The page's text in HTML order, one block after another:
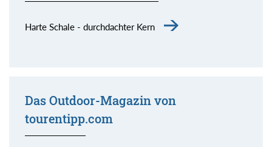
Harte Schale - durchdachter Kern
Das Outdoor-Magazin von
tourentipp.com